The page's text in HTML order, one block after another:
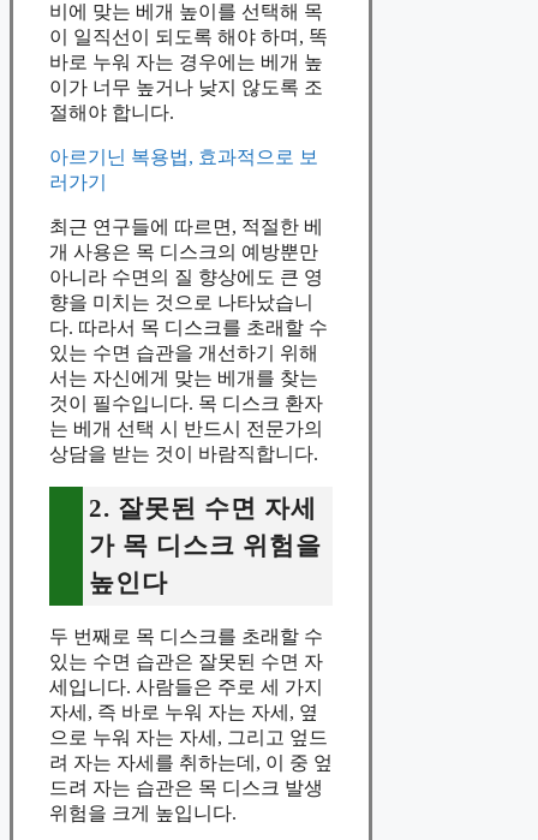
비에 맞는 베개 높이를 선택해 목
이 일직선이 되도록 해야 하며, 똑
바로 누워 자는 경우에는 베개 높
이가 너무 높거나 낮지 않도록 조
절해야 합니다.
아르기닌 복용법, 효과적으로 보
러가기
최근 연구들에 따르면, 적절한 베
개 사용은 목 디스크의 예방뿐만
아니라 수면의 질 향상에도 큰 영
향을 미치는 것으로 나타났습니
다. 따라서 목 디스크를 초래할 수
있는 수면 습관을 개선하기 위해
서는 자신에게 맞는 베개를 찾는
것이 필수입니다. 목 디스크 환자
는 베개 선택 시 반드시 전문가의
상담을 받는 것이 바람직합니다.
2. 잘못된 수면 자세
가 목 디스크 위험을
높인다
두 번째로 목 디스크를 초래할 수
있는 수면 습관은 잘못된 수면 자
세입니다. 사람들은 주로 세 가지
자세, 즉 바로 누워 자는 자세, 옆
으로 누워 자는 자세, 그리고 엎드
려 자는 자세를 취하는데, 이 중 엎
드려 자는 습관은 목 디스크 발생
위험을 크게 높입니다.